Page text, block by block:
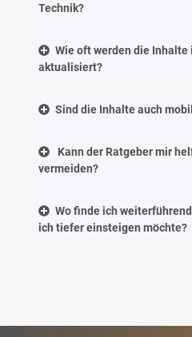
Technik?
Wie oft werden die
aktualisiert?
Sind die Inhalte auch
Kann der Ratgeber mir
vermeiden?
Wo finde ich
ich tiefer einsteigen möchte?